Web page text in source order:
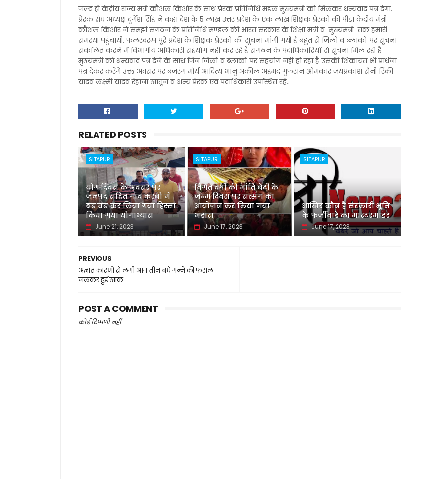
जल्द ही केंद्रीय राज्य मंत्री कौशल किशोर के साथ प्रेरक प्रतिनिधि मंडल मुख्यमंत्री को मिलकर धन्यवाद पत्र देगा.
प्रेरक संघ अध्यक्ष दुर्गेश सिंह ने कहा देश के 5 लाख उत्तर प्रदेश के एक लाख शिक्षक प्रेरको की पीड़ा केंद्रीय मंत्री
कौशल किशोर ने समझी संगठन के प्रतिनिधि मण्डल की भारत सरकार के शिक्षा मंत्री व मुख्यमंत्री तक हमारी
समस्या पहुंचायी. फलस्वरूप पूरे प्रदेश के शिक्षक प्रेरकों की सूचना मांगी गयी है बहुत से जिलों व ब्लाकों पर सूचना
संकलित करने में विभागीय अधिकारी सहयोग नहीं कर रहे हैं संगठन के पदाधिकारियों से सूचना मिल रही है
मुख्यमंत्री को धन्यवाद पत्र देने के साथ जिन जिलों व ब्लाकों पर सहयोग नहीं हो रहा है उसकी शिकायत भी प्रार्थना
पत्र देकर करेंगे उक्त अवसर पर बजरंग मौर्य आदित्य भानु अकील अहमद गुफरान ओमकार जयप्रकाश सैनी रिंकी
यादव लक्ष्मी यादव रेहाना खातून व अन्य प्रेरक एवं पदाधिकारी उपस्थित रहे..
RELATED POSTS
SITAPUR
योग दिवस के अवसर पर
जनपद सहित गांव कस्बो में
बढ़ चढ़ कर लिया गया हिस्सा
किया गया योगाभ्यास
June 21, 2023
SITAPUR
विगत वर्षों की भांति बेटी के
जन्म दिवस पर सत्संग का
आयोजन कर किया गया
भंडारा
June 17, 2023
SITAPUR
आखिर कौन है सरकारी भूमि
के फर्जीवाड़े का मास्टरमाइंड
June 17, 2023
PREVIOUS
अज्ञात कारणों से लगी आग तीन बघे गन्ने की फसल
जलकर हुई खाक
POST A COMMENT
कोई टिप्पणी नहीं